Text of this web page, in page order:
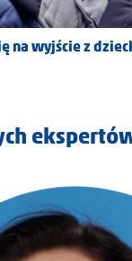
na wyjście z